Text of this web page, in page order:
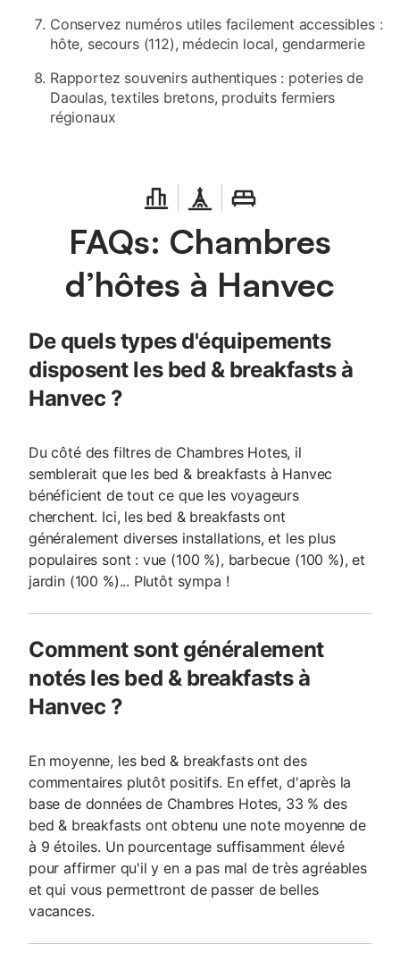
Conservez numéros utiles facilement accessibles :
hôte, secours (112), médecin local, gendarmerie
Rapportez souvenirs authentiques : poteries de
Daoulas, textiles bretons, produits fermiers
régionaux
FAQs: Chambres
d’hôtes à Hanvec
De quels types d'équipements
disposent les bed & breakfasts à
Hanvec ?
Du côté des filtres de Chambres Hotes, il
semblerait que les bed & breakfasts à Hanvec
bénéficient de tout ce que les voyageurs
cherchent. Ici, les bed & breakfasts ont
généralement diverses installations, et les plus
populaires sont : vue (100 %), barbecue (100 %), et
jardin (100 %)... Plutôt sympa !
Comment sont généralement
notés les bed & breakfasts à
Hanvec ?
En moyenne, les bed & breakfasts ont des
commentaires plutôt positifs. En effet, d'après la
base de données de Chambres Hotes, 33 % des
bed & breakfasts ont obtenu une note moyenne de
à 9 étoiles. Un pourcentage suffisamment élevé
pour affirmer qu'il y en a pas mal de très agréables
et qui vous permettront de passer de belles
vacances.